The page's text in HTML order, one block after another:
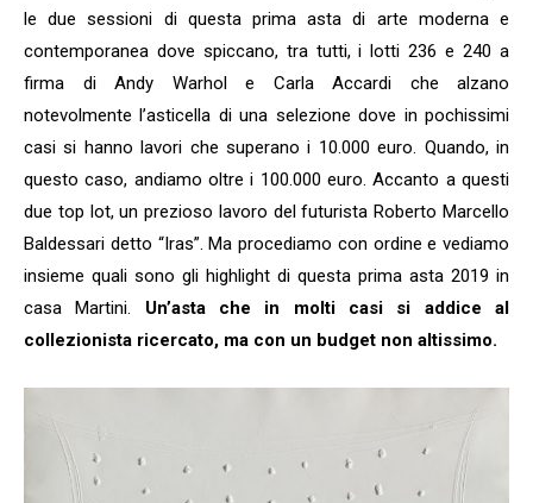
le due sessioni di questa prima asta di arte moderna e
contemporanea dove spiccano, tra tutti, i lotti 236 e 240 a
firma di Andy Warhol e Carla Accardi che alzano
notevolmente l’asticella di una selezione dove in pochissimi
casi si hanno lavori che superano i 10.000 euro. Quando, in
questo caso, andiamo oltre i 100.000 euro. Accanto a questi
due top lot, un prezioso lavoro del futurista Roberto Marcello
Baldessari detto “Iras”. Ma procediamo con ordine e vediamo
insieme quali sono gli highlight di questa prima asta 2019 in
casa Martini. Un’asta che in molti casi si addice al
collezionista ricercato, ma con un budget non altissimo.